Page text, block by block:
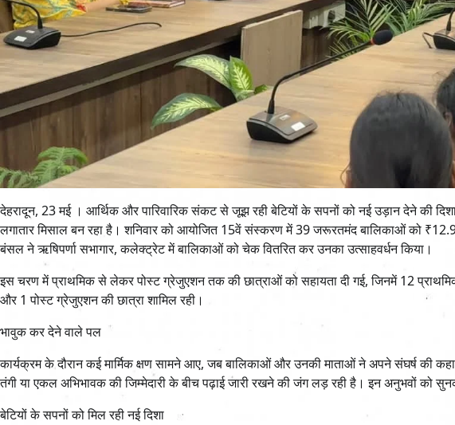
देहरादून, 23 मई । आर्थिक और पारिवारिक संकट से जूझ रही बेटियों के सपनों को नई उड़ान देने की दिशा
लगातार मिसाल बन रहा है। शनिवार को आयोजित 15वें संस्करण में 39 जरूरतमंद बालिकाओं को
बंसल ने ऋषिपर्णा सभागार, कलेक्ट्रेट में बालिकाओं को चेक वितरित कर उनका उत्साहवर्धन किया।
इस चरण में प्राथमिक से लेकर पोस्ट ग्रेजुएशन तक की छात्राओं को सहायता दी गई, जिनमें 12
और 1 पोस्ट ग्रेजुएशन की छात्रा शामिल रही।
भावुक कर देने वाले पल
कार्यक्रम के दौरान कई मार्मिक क्षण सामने आए, जब बालिकाओं और उनकी माताओं ने अपने संघर्ष की
तंगी या एकल अभिभावक की जिम्मेदारी के बीच पढ़ाई जारी रखने की जंग लड़ रही है। इन अनुभवों को
बेटियों के सपनों को मिल रही नई दिशा